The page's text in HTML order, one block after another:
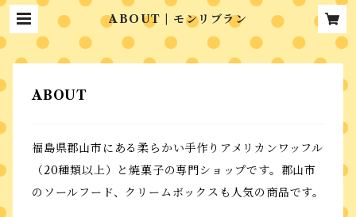
ABOUT | モンリブラン
ABOUT
福島県郡山市にある柔らかい手作りアメリカンワッフル
（20種類以上）と焼菓子の専門ショップです。郡山市
のソールフード、クリームボックスも人気の商品です。